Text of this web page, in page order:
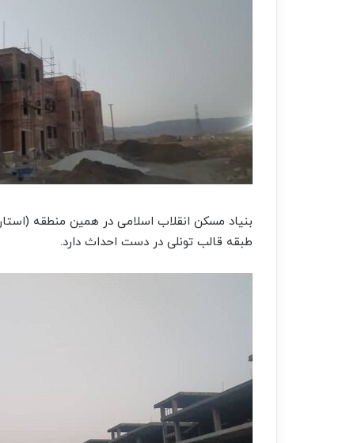
طبقه قالب تونلی در دست احداث دارد.